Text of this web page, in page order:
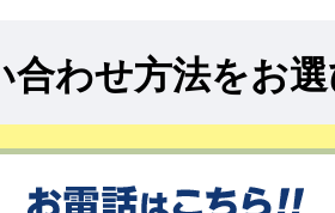
わせ方法をお選